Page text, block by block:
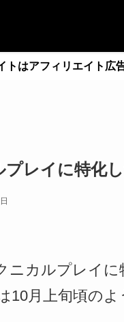
トはアフィリエイト広
プレイに特化
ニカルプレイ
10月上旬頃のよ